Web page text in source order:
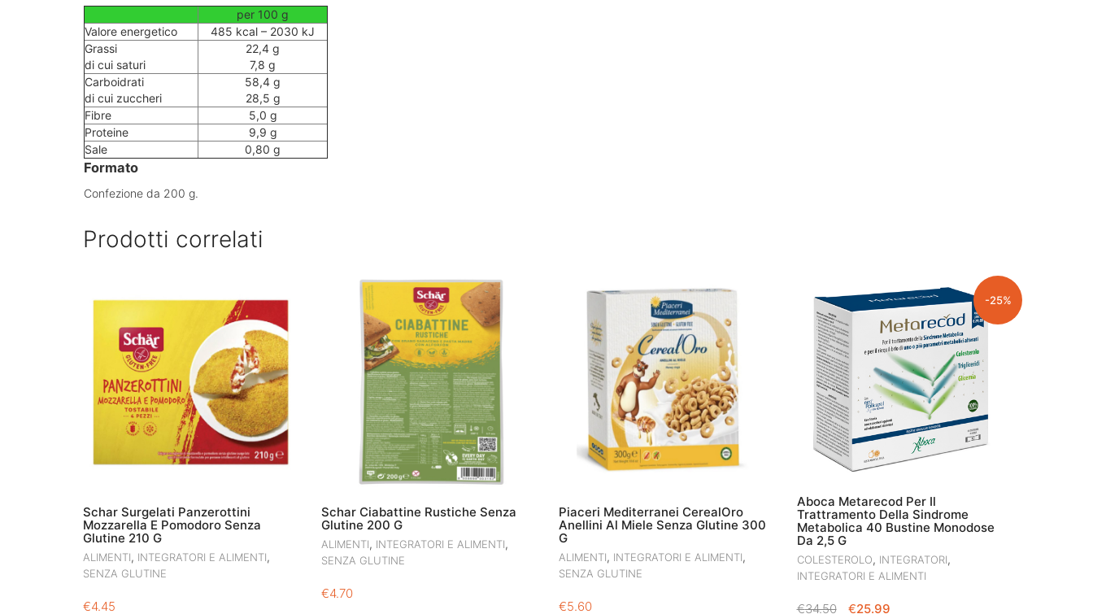
per 100 g
Valore energetico
485 kcal – 2030 kJ
Grassi
di cui saturi
22,4 g
7,8 g
Carboidrati
di cui zuccheri
58,4 g
28,5 g
Fibre
5,0 g
Proteine
9,9 g
Sale
0,80 g
Formato
Confezione da 200 g.
Prodotti correlati
Schar Surgelati Panzerottini
Mozzarella E Pomodoro Senza
Glutine 210 G
ALIMENTI, INTEGRATORI E ALIMENTI,
SENZA GLUTINE
€4.45
Schar Ciabattine Rustiche Senza
Glutine 200 G
ALIMENTI, INTEGRATORI E ALIMENTI,
SENZA GLUTINE
€4.70
Piaceri Mediterranei CerealOro
Anellini Al Miele Senza Glutine 300
G
ALIMENTI, INTEGRATORI E ALIMENTI,
SENZA GLUTINE
€5.60
-25%
Aboca Metarecod Per Il
Trattramento Della Sindrome
Metabolica 40 Bustine Monodose
Da 2,5 G
COLESTEROLO, INTEGRATORI,
INTEGRATORI E ALIMENTI
€34.50
IL
€25.99IL